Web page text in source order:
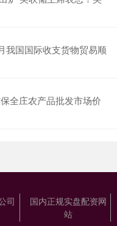
我国国际收支货物贸易顺
全庄农产品批发市场价
司
国内正规实盘配资网
站